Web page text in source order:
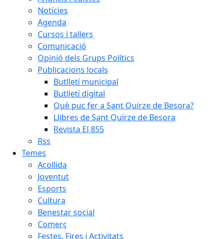
Notícies
Agenda
Cursos i tallers
Comunicació
Opinió dels Grups Polítics
Publicacions locals
Butlletí municipal
Butlletí digital
Què puc fer a Sant Quirze de Besora?
Llibres de Sant Quirze de Besora
Revista El 855
Rss
Temes
Acollida
Joventut
Esports
Cultura
Benestar social
Comerç
Festes, Fires i Activitats